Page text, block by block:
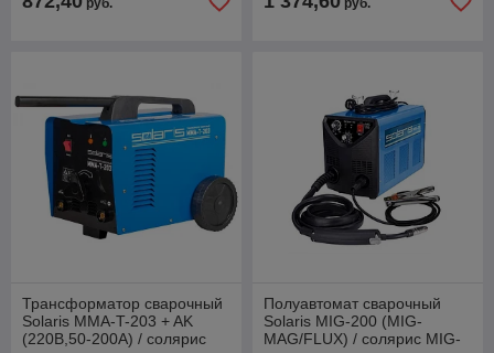
руб. руб.
Трансформатор сварочный
Solaris MMA-T-203 + AK
(220В,50-200А) / солярис
Полуавтомат сварочный
Solaris MIG-200 (MIG-
MAG/FLUX) / солярис MIG-